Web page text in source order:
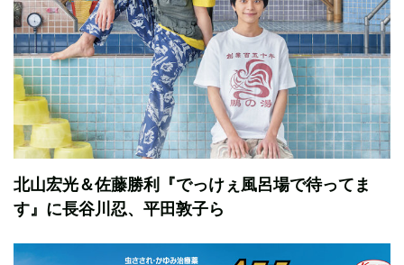
北山宏光＆佐藤勝利『でっけぇ風呂場で待ってま
す』に長谷川忍、平田敦子ら